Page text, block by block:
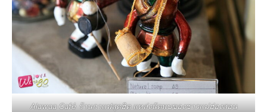
Alawaa Café ร้านกาแฟสุดฮิต แหล่งนัดพบของชาวแม่ฮ่องสอน